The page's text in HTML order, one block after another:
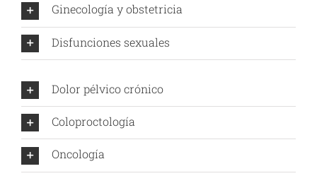
Ginecología y obstetricia
Disfunciones sexuales
Dolor pélvico crónico
Coloproctología
Oncología